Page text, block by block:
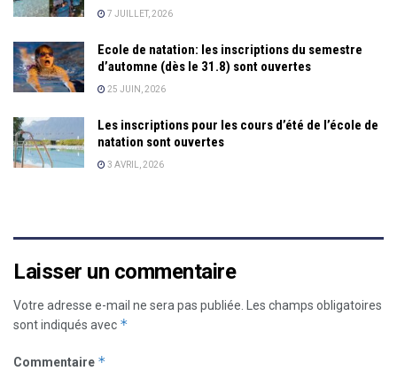
7 JUILLET, 2026
Ecole de natation: les inscriptions du semestre
d’automne (dès le 31.8) sont ouvertes
25 JUIN, 2026
Les inscriptions pour les cours d’été de l’école de
natation sont ouvertes
3 AVRIL, 2026
Laisser un commentaire
Votre adresse e-mail ne sera pas publiée. Les champs obligatoires
sont indiqués avec *
Commentaire *